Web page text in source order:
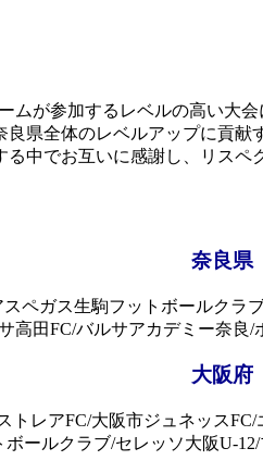
ムが参加するレベルの高い大会
県全体のレベルアップに貢献
中でお互いに感謝し、リスペ
奈良県
ペガス生駒フットボールクラ
高田FC/バルサアカデミー奈良
大阪府
トレアFC/大阪市ジュネッス
ボールクラブ/セレッソ大阪U-